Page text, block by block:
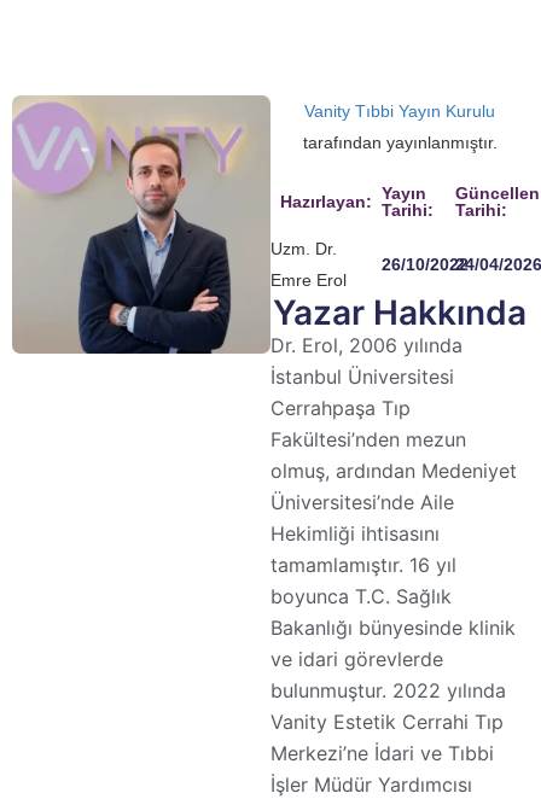
Yazar Hakkında
Vanity Tıbbi Yayın Kurulu
tarafından yayınlanmıştır.
Hazırlayan: Yayın
Tarihi:
Tarihi:
Uzm. Dr.
Emre Erol
26/10/202224/04/2026
Dr. Erol, 2006 yılında
İstanbul Üniversitesi
Cerrahpaşa Tıp
Fakültesi’nden mezun
olmuş, ardından Medeniyet
Üniversitesi’nde Aile
Hekimliği ihtisasını
tamamlamıştır. 16 yıl
boyunca T.C. Sağlık
Bakanlığı bünyesinde klinik
ve idari görevlerde
bulunmuştur. 2022 yılında
Vanity Estetik Cerrahi Tıp
Merkezi’ne İdari ve Tıbbi
İşler Müdür Yardımcısı